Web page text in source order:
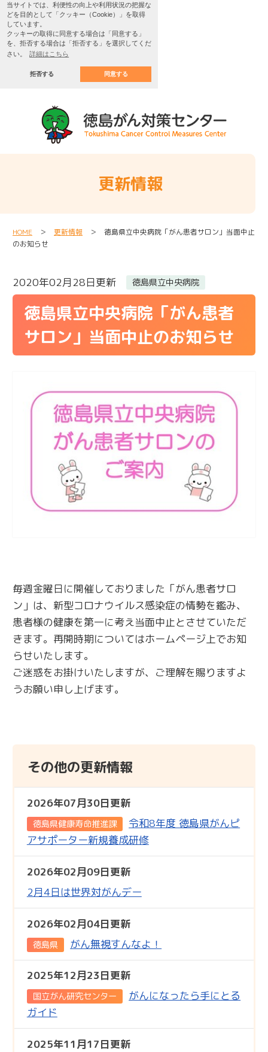
当サイトでは、利便性の向上や利用状況の把握な
どを目的として「クッキー（Cookie）」を取得
しています。
クッキーの取得に同意する場合は「同意する」
を、拒否する場合は「拒否する」を選択してくだ
さい。
詳細はこちら
拒否する 同意する
更新情報
HOME ＞ 更新情報 ＞ 徳島県立中央病院「がん患者サロン」当面中止
のお知らせ
2020年02月28日更新 徳島県立中央病院
徳島県立中央病院「がん患者
サロン」当面中止のお知らせ
毎週金曜日に開催しておりました「がん患者サロ
ン」は、新型コロナウイルス感染症の情勢を鑑み、
患者様の健康を第一に考え当面中止とさせていただ
きます。再開時期についてはホームページ上でお知
らせいたします。
ご迷惑をお掛けいたしますが、ご理解を賜りますよ
うお願い申し上げます。
その他の更新情報
2026年07月30日更新
徳島県健康寿命推進課
令和8年度 徳島県がんピ
アサポーター新規養成研修
2026年02月09日更新
2月4日は世界対がんデー
2026年02月04日更新
徳島県 がん無視すんなよ！
2025年12月23日更新
国立がん研究センター
がんになったら手にとる
ガイド
2025年11月17日更新